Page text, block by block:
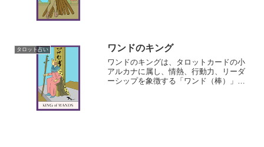
タロット占い ワンドのキング
ワンドのキングは、タロットカードの小
アルカナに属し、情熱、行動力、リーダ
ーシップを象徴する「ワンド（棒）」の